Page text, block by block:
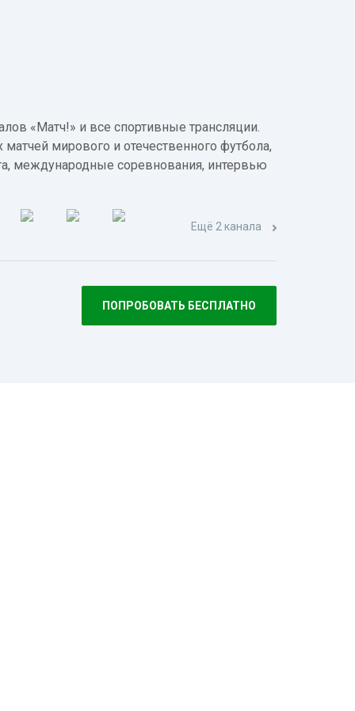
«Матч!» и все спортивные трансляции.
мирового и отечественного футбола,
международные соревнования, интервью
Ещё 2 канала
ПОПРОБОВАТЬ БЕСПЛАТНО